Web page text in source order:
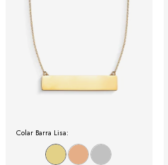
Colar Barra Lisa: